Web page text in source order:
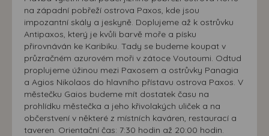
na západní pobřeží ostrova Paxos, kde jsou
impozantní skály a jeskyně. Doplujeme až k ostrůvku
Antipaxos, který je kvůli barvě moře a písku
přirovnáván ke Karibiku. Tady se budeme koupat v
průzračném azurovém moři v zátoce Voutoumi. Odtud
proplujeme úžinou mezi Paxosem a ostrůvky Panagia
a Agios Nikolaos do hlavního přístavu ostrova Paxos. V
městečku Gaios budeme mít dostatek času na
prohlídku městečka a jeho křivolakých uliček a na
občerstvení v některé z místních kaváren, restaurací a
taveren. Orientační čas: 7:30 hodin až 20:00 hodin.